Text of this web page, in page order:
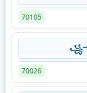
70105
70026